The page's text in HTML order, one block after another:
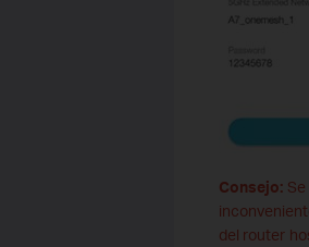
Consejo:Se
del router